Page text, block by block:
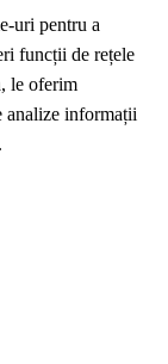
uri pentru a
funcții de rețele
le oferim
analize informații